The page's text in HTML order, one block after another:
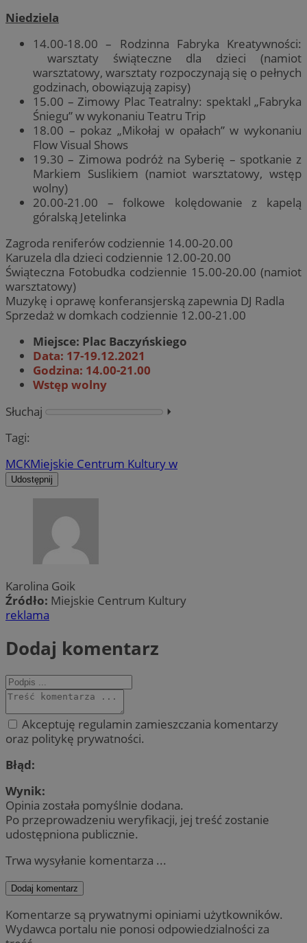
Niedziela
14.00-18.00 – Rodzinna Fabryka Kreatywności:
warsztaty świąteczne dla dzieci (namiot
warsztatowy, warsztaty rozpoczynają się o pełnych
godzinach, obowiązują zapisy)
15.00 – Zimowy Plac Teatralny: spektakl „Fabryka
Śniegu” w wykonaniu Teatru Trip
18.00 – pokaz „Mikołaj w opałach” w wykonaniu
Flow Visual Shows
19.30 – Zimowa podróż na Syberię – spotkanie z
Markiem Suslikiem (namiot warsztatowy, wstęp
wolny)
20.00-21.00 – folkowe kolędowanie z kapelą
góralską Jetelinka
Zagroda reniferów codziennie 14.00-20.00
Karuzela dla dzieci codziennie 12.00-20.00
Świąteczna Fotobudka codziennie 15.00-20.00 (namiot
warsztatowy)
Muzykę i oprawę konferansjerską zapewnia DJ Radla
Sprzedaż w domkach codziennie 12.00-21.00
Miejsce: Plac Baczyńskiego
Data: 17-19.12.2021
Godzina: 14.00-21.00
Wstęp wolny
Słuchaj
⏵︎
Tagi:
MCKMiejskie Centrum Kultury w
Udostępnij
Karolina Goik
Źródło: Miejskie Centrum Kultury
reklama
Dodaj komentarz
Akceptuję regulamin zamieszczania komentarzy
oraz politykę prywatności.
Błąd:
Wynik:
Opinia została pomyślnie dodana.
Po przeprowadzeniu weryfikacji, jej treść zostanie
udostępniona publicznie.
Trwa wysyłanie komentarza ...
Dodaj komentarz
Komentarze są prywatnymi opiniami użytkowników.
Wydawca portalu nie ponosi odpowiedzialności za